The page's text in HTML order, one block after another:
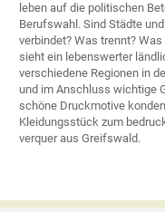
leben auf die politischen
Berufswahl. Sind Städte
verbindet? Was trennt?
sieht ein lebenswerter
verschiedene Regionen in
und im Anschluss wichtige
schöne Druckmotive
Kleidungsstück zum
verquer aus Greifswald.